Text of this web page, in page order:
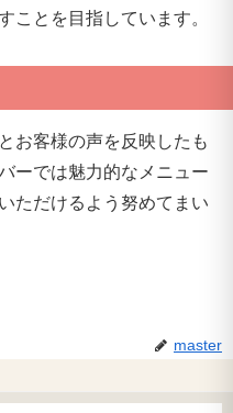
ことを目指しています。
お客様の声を反映したも
ーでは魅力的なメニュー
ただけるよう努めてまい
master